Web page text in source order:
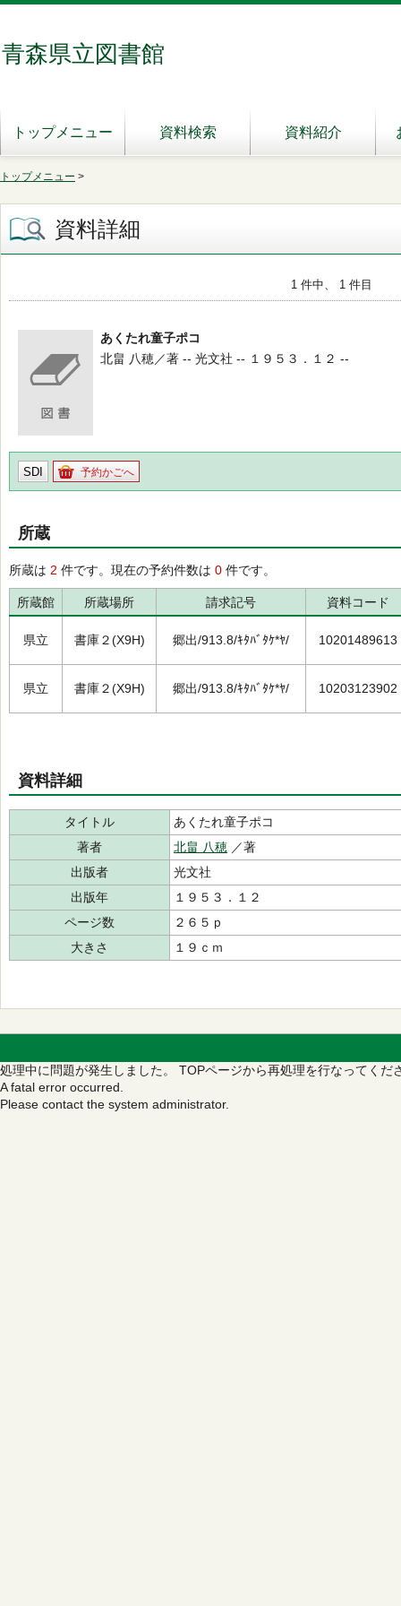
青森県立図書館
トップメニュー 資料検索 資料紹介
トップメニュー >
資料詳細
1 件中、 1 件目
あくたれ童子ポコ
北畠 八穂／著 -- 光文社 -- １９５３．１２ --
SDI 予約かごへ
所蔵
所蔵は 2 件です。現在の予約件数は 0 件です。
所蔵館 所蔵場所 請求記号 資料コード
県立 書庫２(X9H) 郷出/913.8/ｷﾀﾊﾞﾀｹ*ﾔ/ 10201489613
県立 書庫２(X9H) 郷出/913.8/ｷﾀﾊﾞﾀｹ*ﾔ/ 10203123902
資料詳細
タイトル
あくたれ童子ポコ
著者
北畠 八穂 ／著
出版者
光文社
出版年
１９５３．１２
ページ数
２６５ｐ
大きさ
１９ｃｍ
処理中に問題が発生しました。 TOPページから再処理を行なってくだ
A fatal error occurred.
Please contact the system administrator.